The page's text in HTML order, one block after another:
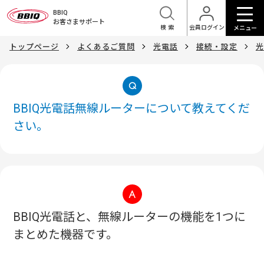
BBIQ
お客さまサポート
会員ログイン
検索 メニュー
トップページ よくあるご質問 光電話 接続・設定
BBIQ光電話無線ルーターについて教えてくだ
さい。
BBIQ光電話と、無線ルーターの機能を1つに
まとめた機器です。